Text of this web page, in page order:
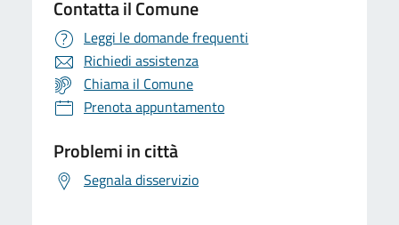
Contatta il Comune
Leggi le domande frequenti
Richiedi assistenza
Chiama il Comune
Prenota appuntamento
Problemi in città
Segnala disservizio